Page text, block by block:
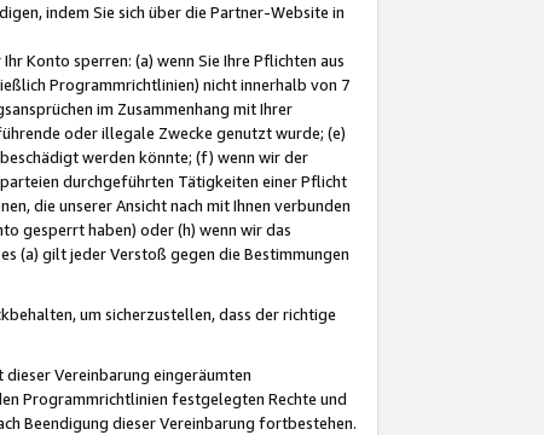
indem Sie sich über die Partner-Website in
Konto sperren: (a) wenn Sie Ihre Pflichten aus
Programmrichtlinien) nicht innerhalb von 7
im Zusammenhang mit Ihrer
oder illegale Zwecke genutzt wurde; (e)
werden könnte; (f) wenn wir der
durchgeführten Tätigkeiten einer Pflicht
die unserer Ansicht nach mit Ihnen verbunden
gesperrt haben) oder (h) wenn wir das
(a) gilt jeder Verstoß gegen die Bestimmungen
um sicherzustellen, dass der richtige
Vereinbarung eingeräumten
Programmrichtlinien festgelegten Rechte und
Beendigung dieser Vereinbarung fortbestehen.